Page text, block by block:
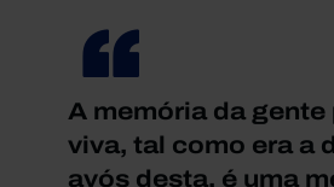
A memória da
viva, tal como era a
avós desta, é uma